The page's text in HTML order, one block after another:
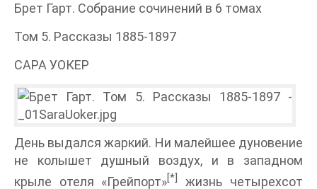
Брет Гарт. Собрание сочинений в 6 томах
Том 5. Рассказы 1885-1897
САРА УОКЕР
День выдался жаркий. Ни малейшее дуновение
не колышет душный воздух, и в западном
крыле отеля «Грейпорт» [*]
жизнь четырехсот